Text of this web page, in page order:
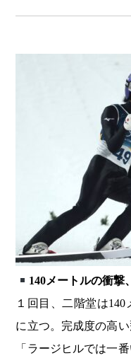
140メートルの衝撃
１回目、二階堂は
に立つ。完成度の高
「ラージヒルでは一